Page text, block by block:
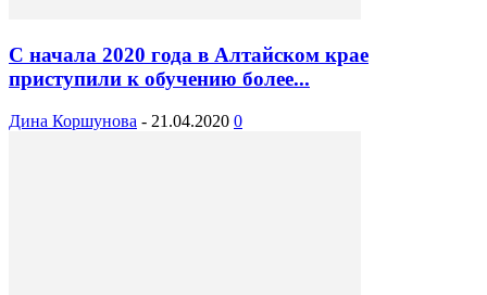
С начала 2020 года в Алтайском крае
приступили к обучению более...
Дина Коршунова - 21.04.2020 0